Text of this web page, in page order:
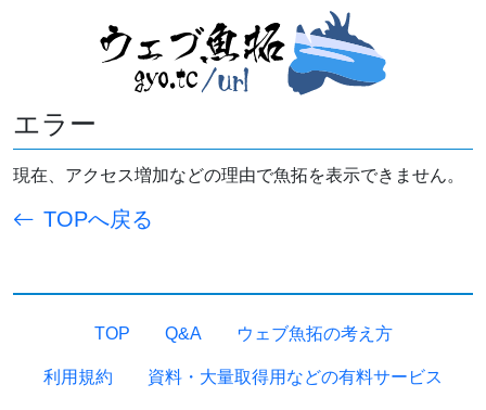
エラー
現在、アクセス増加などの理由で魚拓を表示できません。
TOPへ戻る
TOP Q&A ウェブ魚拓の考え方
利用規約 資料・大量取得用などの有料サービス